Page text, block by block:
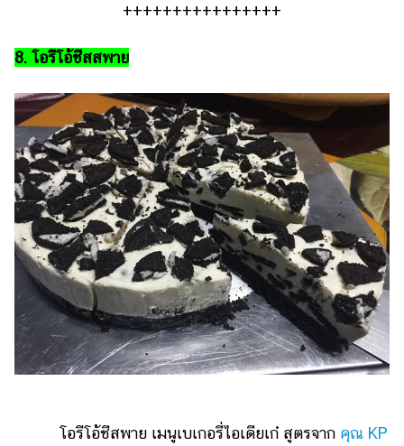
++++++++++++++++
8. โอรีโอ้ชีสสพาย
โอรีโอ้ชีสพาย เมนูเบเกอรี่ไอเดียเก๋ สูตรจาก คุณ KP